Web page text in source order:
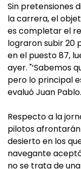
Sin pretensiones
la carrera, el
es completar el
lograron subir 20
en el puesto 87,
ayer. "’Sabemos
pero lo principal
evaluó Juan Pablo.
Respecto a la
pilotos
desierto en los
navegante
no se trata de